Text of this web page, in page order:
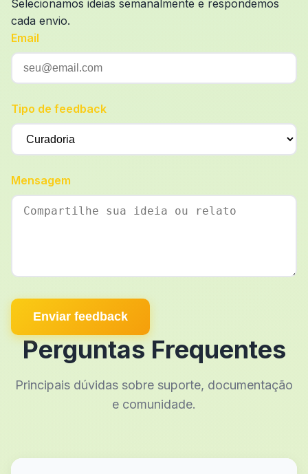
Selecionamos ideias semanalmente e respondemos
cada envio.
Email
Tipo de feedback
Mensagem
Enviar feedback
Perguntas Frequentes
Principais dúvidas sobre suporte, documentação
e comunidade.